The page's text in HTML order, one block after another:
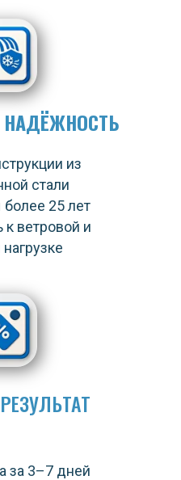
из
стали
25 лет
к ветровой и
за 3–7 дней